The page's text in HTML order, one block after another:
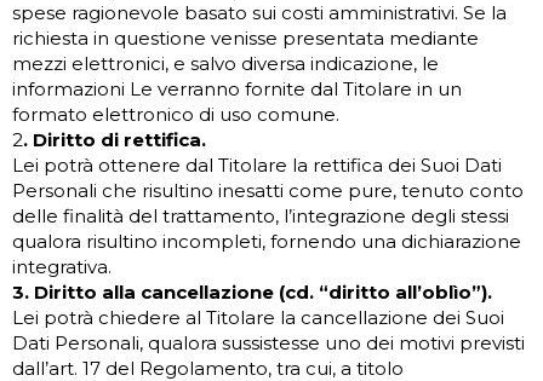
spese ragionevole basato sui costi amministrativi. Se la
richiesta in questione venisse presentata mediante
mezzi elettronici, e salvo diversa indicazione, le
informazioni Le verranno fornite dal Titolare in un
formato elettronico di uso comune.
2. Diritto di rettifica.
Lei potrà ottenere dal Titolare la rettifica dei Suoi Dati
Personali che risultino inesatti come pure, tenuto conto
delle finalità del trattamento, l’integrazione degli stessi
qualora risultino incompleti, fornendo una dichiarazione
integrativa.
3. Diritto alla cancellazione (cd. “diritto all’oblìo”).
Lei potrà chiedere al Titolare la cancellazione dei Suoi
Dati Personali, qualora sussistesse uno dei motivi previsti
dall’art. 17 del Regolamento, tra cui, a titolo